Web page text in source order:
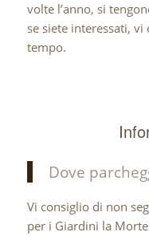
volte l’anno, si
se siete interessati,
tempo.
Dove
Vi consiglio di non
per i Giardini la